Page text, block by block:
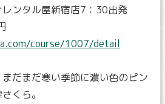
ンタル屋新宿店7：30出発
course/1007/detail
だまだ寒い季節に濃い色のピン
くら。